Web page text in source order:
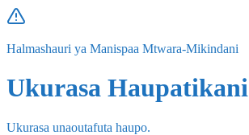
Halmashauri ya Manispaa Mtwara-Mikindani
Ukurasa Haupatikani
Ukurasa unaoutafuta haupo.